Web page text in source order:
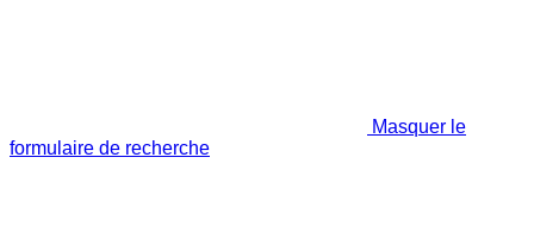
Masquer le
formulaire de recherche